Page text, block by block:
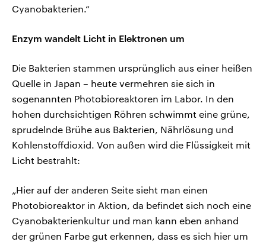
Cyanobakterien.“
Enzym wandelt Licht in Elektronen um
Die Bakterien stammen ursprünglich aus einer heißen
Quelle in Japan – heute vermehren sie sich in
sogenannten Photobioreaktoren im Labor. In den
hohen durchsichtigen Röhren schwimmt eine grüne,
sprudelnde Brühe aus Bakterien, Nährlösung und
Kohlenstoffdioxid. Von außen wird die Flüssigkeit mit
Licht bestrahlt:
„Hier auf der anderen Seite sieht man einen
Photobioreaktor in Aktion, da befindet sich noch eine
Cyanobakterienkultur und man kann eben anhand
der grünen Farbe gut erkennen, dass es sich hier um